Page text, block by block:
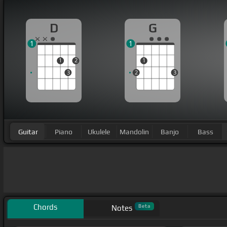
D
1
3
2
1
G
2
1
3
1
Guitar Piano Ukulele Mandolin Banjo Bass
Chords Notes Beta